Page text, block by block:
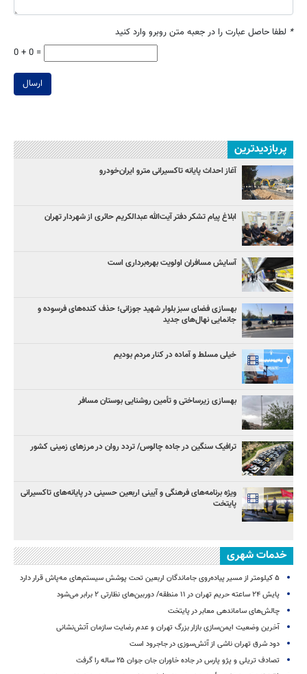
* لطفا حاصل عبارت را در جعبه متن روبرو وارد کنید
0 + 0 =
ارسال
پربازدیدترین
آغاز احداث پایانه تاکسیرانی مترو ایران‌خودرو
ابلاغ پیام تشکر دفتر آیت‌الله عبدالکریم حائری از شهردار تهران
آسایش مسافران اولویت بهره‌برداری است
بهسازی فضای سبز بلوار شهید جوزانی؛ حذف کنده‌های فرسوده و
جانمایی نهال‌های جدید
خیلی مسلط و آماده در کنار مردم بودیم
بهسازی زیرساختی و تأمین روشنایی بوستان مسافر
ترافیک سنگین در جاده چالوس/ تردد روان در مرزهای زمینی کشور
ویژه برنامه‌های فرهنگی و آیینی اربعین حسینی در پایانه‌های تاکسیرانی
پایتخت
خدمات شهری
۵ کیلومتر از مسیر پیاده‌روی جاماندگان اربعین تحت پوشش سیستم‌های مه‌پاش قرار دارد
پایش ۲۴ ساعته حریم تهران در ۱۱ منطقه/ دوربین‌های نظارتی ۲ برابر می‌شود
چالش‌های ساماندهی معابر در پایتخت
آخرین وضعیت ایمن‌سازی بازار بزرگ تهران و عدم رضایت سازمان آتش‌نشانی
دود شرق تهران ناشی از آتش‌سوزی در جاجرود است
تصادف تریلی و پژو پارس در جاده خاوران جان جوان ۲۵ ساله را گرفت